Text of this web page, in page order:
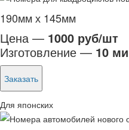
190мм х 145мм
Цена — 1000 руб/шт
Изготовление — 10
Заказать
Для японских